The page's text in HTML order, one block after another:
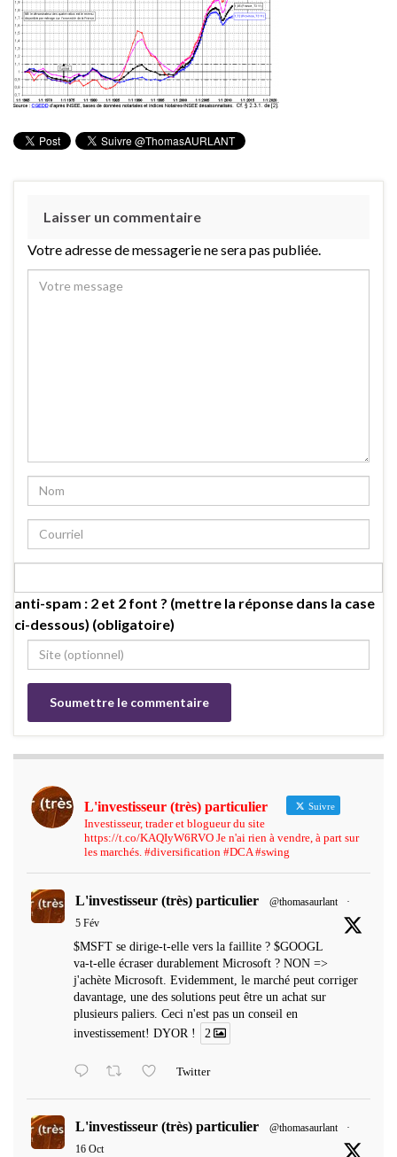
Laisser un commentaire
Votre adresse de messagerie ne sera pas publiée.
anti-spam : 2 et 2 font ? (mettre la réponse dans la case
ci-dessous) (obligatoire)
L'investisseur (très) particulier Suivre
Investisseur, trader et blogueur du site
https://t.co/KAQIyW6RVO Je n'ai rien à vendre, à part sur
les marchés. #diversification #DCA #swing
L'investisseur (très) particulier @thomasaurlant
·
5 Fév
$MSFT se dirige-t-elle vers la faillite ? $GOOGL
va-t-elle écraser durablement Microsoft ? NON =>
j'achète Microsoft. Evidemment, le marché peut corriger
davantage, une des solutions peut être un achat sur
plusieurs paliers. Ceci n'est pas un conseil en
investissement! DYOR !
2
Twitter
L'investisseur (très) particulier @thomasaurlant
·
16 Oct